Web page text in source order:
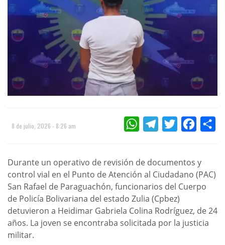
8 de julio, 2026 - 8:26 am WHATSAPPTELEGRAMTWITTER
Durante un operativo de revisión de documentos y
control vial en el Punto de Atención al Ciudadano (PAC)
San Rafael de Paraguachón, funcionarios del Cuerpo
de Policía Bolivariana del estado Zulia (Cpbez)
detuvieron a Heidimar Gabriela Colina Rodríguez, de 24
años. La joven se encontraba solicitada por la justicia
militar.